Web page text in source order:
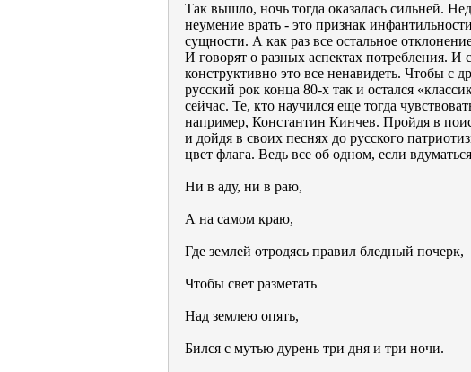
Так вышло, ночь тогда оказалась сильней.
неумение врать - это признак
сущности. А как раз все остальное
И говорят о разных аспектах потребления. И
конструктивно это все ненавидеть. Чтобы с
русский рок конца 80-х так и остался
сейчас. Те, кто научился еще тогда
например, Константин Кинчев. Пройдя в
и дойдя в своих песнях до русского
цвет флага. Ведь все об одном, если
Hи в аду, ни в раю,
А на самом краю,
Где землей отродясь правил бледный почерк,
Чтобы свет разметать
Hад землею опять,
Бился с мутью дурень три дня и три ночи.